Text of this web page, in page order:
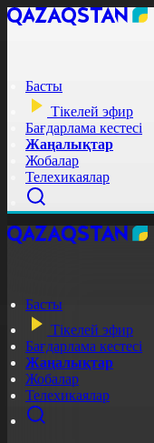
Басты
Тікелей эфир
Бағдарлама кестесі
Жаңалықтар
Жобалар
Телехикаялар
Басты
Тікелей эфир
Бағдарлама кестесі
Жаңалықтар
Жобалар
Телехикаялар